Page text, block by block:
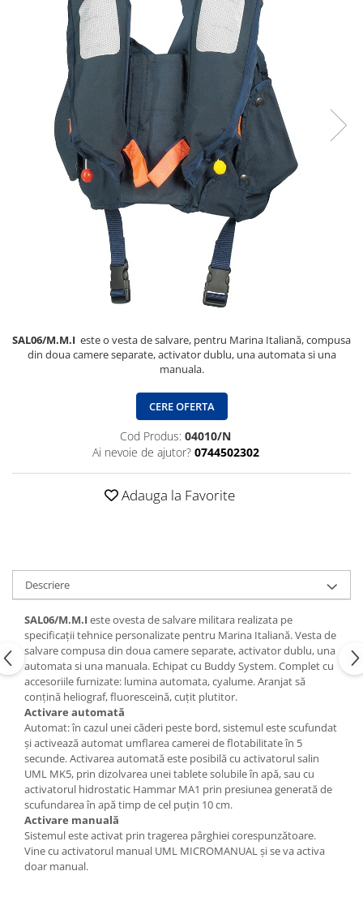
SAL06/M.M.I este o vesta de salvare, pentru Marina Italiană, compusa
din doua camere separate, activator dublu, una automata si una
manuala.
CERE OFERTA
Cod Produs: 04010/N
Ai nevoie de ajutor? 0744502302
Adauga la Favorite
Descriere
SAL06/M.M.I este ovesta de salvare militara realizata pe
specificații tehnice personalizate pentru Marina Italiană. Vesta de
salvare compusa din doua camere separate, activator dublu, una
automata si una manuala. Echipat cu Buddy System. Complet cu
accesoriile furnizate: lumina automata, cyalume. Aranjat să
conțină heliograf, fluoresceină, cuțit plutitor.
Activare automată
Automat: în cazul unei căderi peste bord, sistemul este scufundat
și activează automat umflarea camerei de flotabilitate în 5
secunde. Activarea automată este posibilă cu activatorul salin
UML MK5, prin dizolvarea unei tablete solubile în apă, sau cu
activatorul hidrostatic Hammar MA1 prin presiunea generată de
scufundarea în apă timp de cel puțin 10 cm.
Activare manuală
Sistemul este activat prin tragerea pârghiei corespunzătoare.
Vine cu activatorul manual UML MICROMANUAL și se va activa
doar manual.